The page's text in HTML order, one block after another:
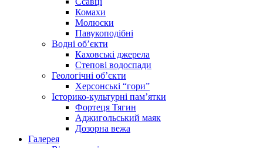
Комахи
Молюски
Павукоподібні
Водні об’єкти
Каховські джерела
Степові водоспади
Геологічні об’єкти
Херсонські “гори”
Історико-культурні пам’ятки
Фортеця Тягин
Аджигольський маяк
Дозорна вежа
Галерея